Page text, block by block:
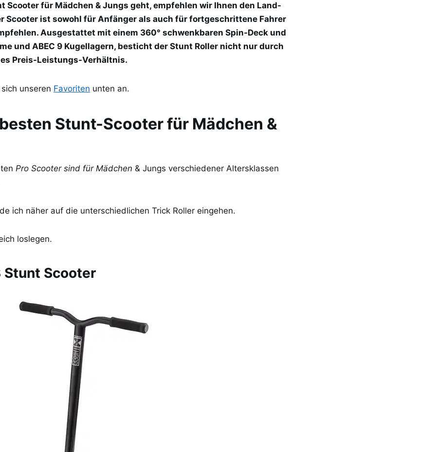
Scooter für Mädchen & Jungs geht, empfehlen wir Ihnen den Land-
Scooter ist sowohl für Anfänger als auch für fortgeschrittene Fahrer
Ausgestattet mit einem 360° schwenkbaren Spin-Deck und
und ABEC 9 Kugellagern, besticht der Stunt Roller nicht nur durch
Preis-Leistungs-Verhältnis.
unseren Favoriten unten an.
Stunt-Scooter für Mädchen &
Pro Scooter sind für Mädchen & Jungs verschiedener Altersklassen
ich näher auf die unterschiedlichen Trick Roller eingehen.
loslegen.
Stunt Scooter